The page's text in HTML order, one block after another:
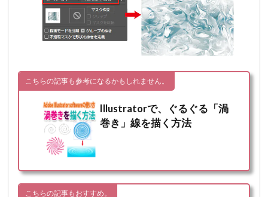
こちらの記事も参考になるかもしれません。
Illustratorで、ぐるぐる「渦
巻き」線を描く方法
こちらの記事もおすすめ。